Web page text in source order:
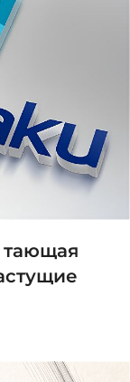
тающая